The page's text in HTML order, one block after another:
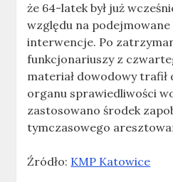
że 64-latek był już
względu na
interwencje. Po
funkcjonariuszy z
materiał dowodowy trafił
organu sprawiedliwości
zastosowano środek
tymczasowego
Źródło: KMP Katowice